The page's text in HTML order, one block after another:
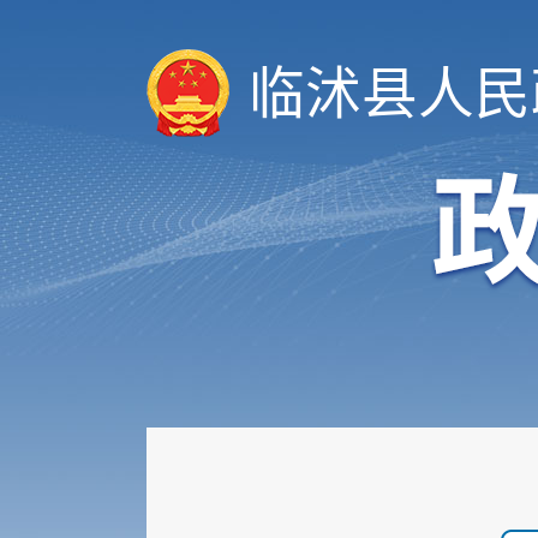
临沭县人